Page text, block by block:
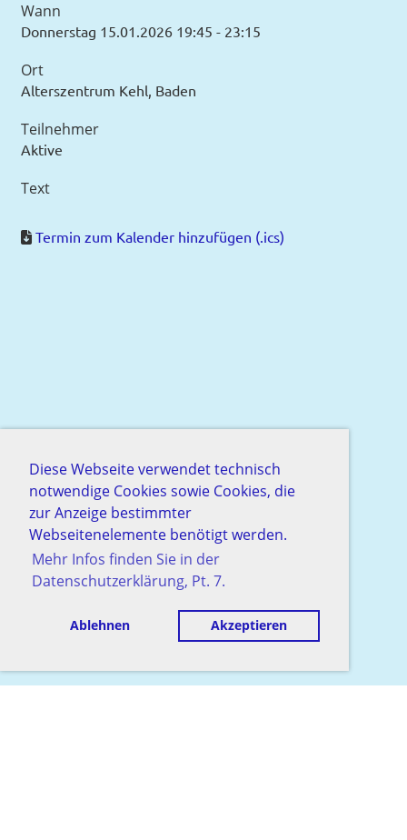
Diese Webseite verwendet technisch
notwendige Cookies sowie Cookies, die
zur Anzeige bestimmter
Webseitenelemente benötigt werden.
Mehr Infos finden Sie in der
Datenschutzerklärung, Pt. 7.
Ablehnen Akzeptieren
Wann
Donnerstag 15.01.2026 19:45 - 23:15
Ort
Alterszentrum Kehl, Baden
Teilnehmer
Aktive
Text
Termin zum Kalender hinzufügen (.ics)